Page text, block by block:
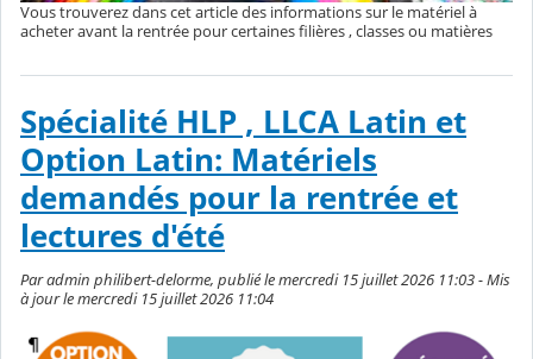
Vous trouverez dans cet article des informations sur le matériel à
acheter avant la rentrée pour certaines filières , classes ou matières
Spécialité HLP , LLCA Latin et
Option Latin: Matériels
demandés pour la rentrée et
lectures d'été
Par admin philibert-delorme, publié le mercredi 15 juillet 2026 11:03 - Mis
à jour le mercredi 15 juillet 2026 11:04